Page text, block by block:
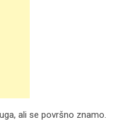
ali se površno znamo.